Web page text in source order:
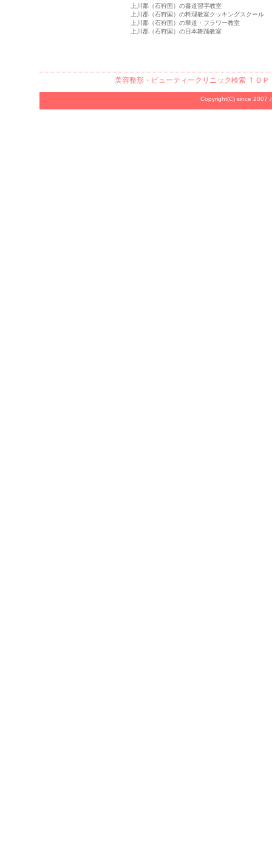
上川郡（石狩国）の書道習字教室
上川郡（石狩国）の料理教室クッキングスクール
上川郡（石狩国）の華道・フラワー教室
上川郡（石狩国）の日本舞踊教室
美容整形・ビューティークリニック検索ＴＯＰ
Copyright(C) since 2007